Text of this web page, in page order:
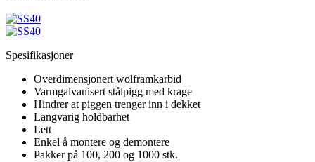
Spesifikasjoner
Overdimensjonert wolframkarbid
Varmgalvanisert stålpigg med krage
Hindrer at piggen trenger inn i dekket
Langvarig holdbarhet
Lett
Enkel å montere og demontere
Pakker på 100, 200 og 1000 stk.